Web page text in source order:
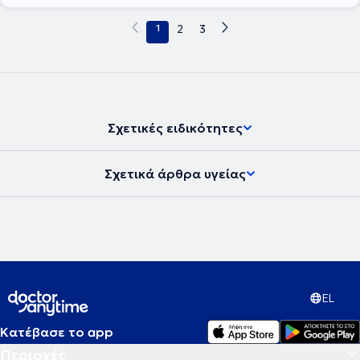
1 2 3
Σχετικές ειδικότητες
Σχετικά άρθρα υγείας
EL
Κατέβασε το app